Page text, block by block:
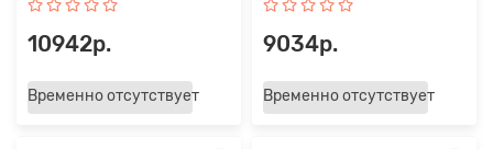
10942р.
Временно отсутствует
9034р.
Временно отсутствует